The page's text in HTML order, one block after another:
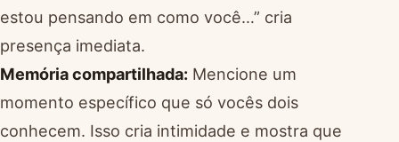
estou pensando em como você…” cria
presença imediata.
Memória compartilhada: Mencione um
momento específico que só vocês dois
conhecem. Isso cria intimidade e mostra que